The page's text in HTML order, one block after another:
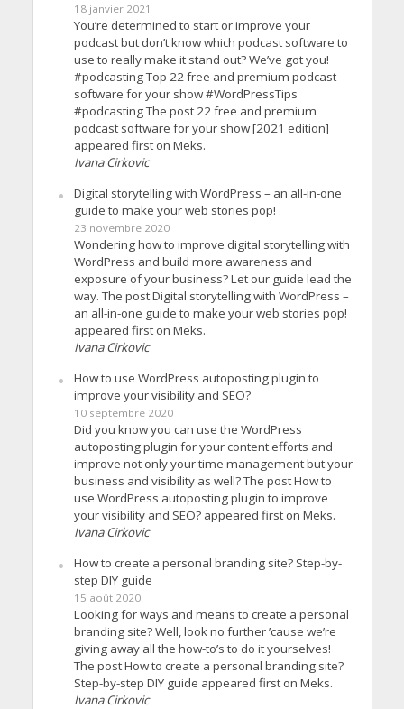
18 janvier 2021
You’re determined to start or improve your
podcast but don’t know which podcast software to
use to really make it stand out? We’ve got you!
#podcasting Top 22 free and premium podcast
software for your show #WordPressTips
#podcasting The post 22 free and premium
podcast software for your show [2021 edition]
appeared first on Meks.
Ivana Cirkovic
Digital storytelling with WordPress – an all-in-one
guide to make your web stories pop!
23 novembre 2020
Wondering how to improve digital storytelling with
WordPress and build more awareness and
exposure of your business? Let our guide lead the
way. The post Digital storytelling with WordPress –
an all-in-one guide to make your web stories pop!
appeared first on Meks.
Ivana Cirkovic
How to use WordPress autoposting plugin to
improve your visibility and SEO?
10 septembre 2020
Did you know you can use the WordPress
autoposting plugin for your content efforts and
improve not only your time management but your
business and visibility as well? The post How to
use WordPress autoposting plugin to improve
your visibility and SEO? appeared first on Meks.
Ivana Cirkovic
How to create a personal branding site? Step-by-
step DIY guide
15 août 2020
Looking for ways and means to create a personal
branding site? Well, look no further ’cause we’re
giving away all the how-to’s to do it yourselves!
The post How to create a personal branding site?
Step-by-step DIY guide appeared first on Meks.
Ivana Cirkovic